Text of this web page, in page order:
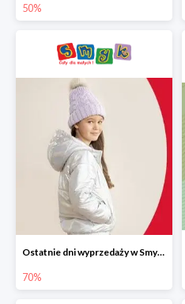
50%
Ostatnie dni wyprzedaży w Smyku do -70%
70%